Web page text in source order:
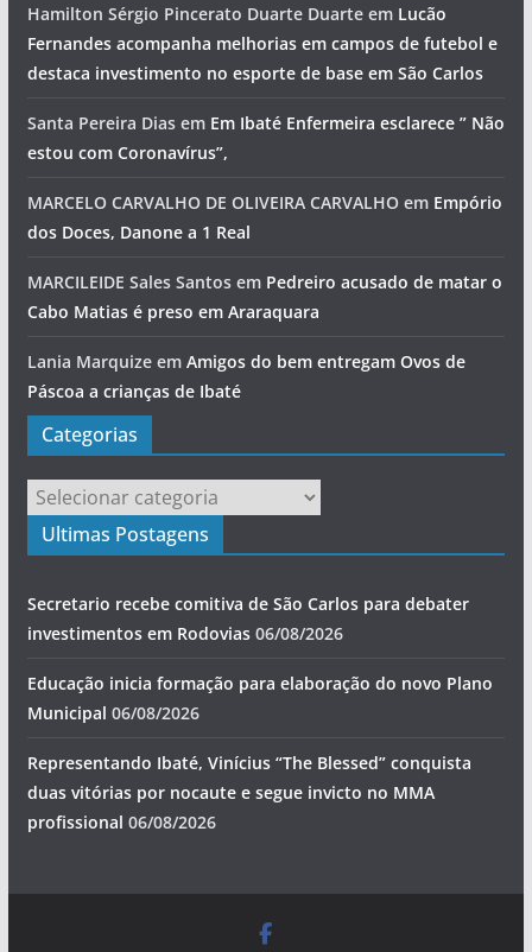
Hamilton Sérgio Pincerato Duarte Duarteem Lucão
Fernandes acompanha melhorias em campos de futebol e
destaca investimento no esporte de base em São Carlos
Santa Pereira Diasem Em Ibaté Enfermeira esclarece ” Não
estou com Coronavírus”,
MARCELO CARVALHO DE OLIVEIRA CARVALHOem Empório
dos Doces, Danone a 1 Real
MARCILEIDE Sales Santosem Pedreiro acusado de matar o
Cabo Matias é preso em Araraquara
Lania Marquizeem Amigos do bem entregam Ovos de
Páscoa a crianças de Ibaté
Categorias
Categorias
Ultimas Postagens
Secretario recebe comitiva de São Carlos para debater
investimentos em Rodovias 06/08/2026
Educação inicia formação para elaboração do novo Plano
Municipal 06/08/2026
Representando Ibaté, Vinícius “The Blessed” conquista
duas vitórias por nocaute e segue invicto no MMA
profissional 06/08/2026